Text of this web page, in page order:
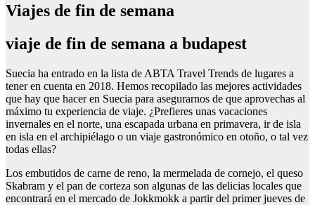
Viajes de fin de semana
viaje de fin de semana a budapest
Suecia ha entrado en la lista de ABTA Travel Trends de lugares a
tener en cuenta en 2018. Hemos recopilado las mejores actividades
que hay que hacer en Suecia para asegurarnos de que aprovechas al
máximo tu experiencia de viaje. ¿Prefieres unas vacaciones
invernales en el norte, una escapada urbana en primavera, ir de isla
en isla en el archipiélago o un viaje gastronómico en otoño, o tal vez
todas ellas?
Los embutidos de carne de reno, la mermelada de cornejo, el queso
Skabram y el pan de corteza son algunas de las delicias locales que
encontrará en el mercado de Jokkmokk a partir del primer jueves de